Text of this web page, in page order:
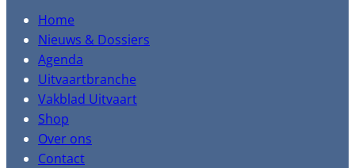
Home
Nieuws & Dossiers
Agenda
Uitvaartbranche
Vakblad Uitvaart
Shop
Over ons
Contact